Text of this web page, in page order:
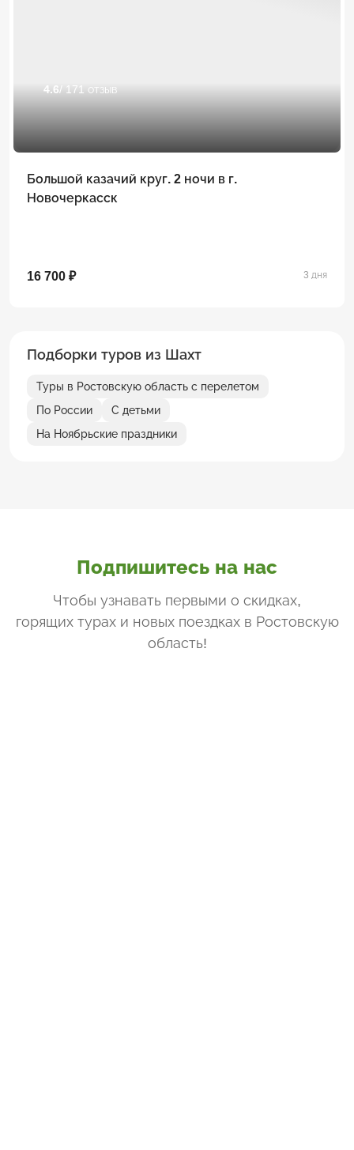
4.6/ 171 отзыв
Большой казачий круг. 2 ночи в г.
Новочеркасск
16 700 ₽ 3 дня
Подборки туров из Шахт
Туры в Ростовскую область с перелетом
По России
С детьми
На Ноябрьские праздники
Подпишитесь на нас
Чтобы узнавать первыми о скидках,
горящих турах и новых поездкахв Ростовскую
область!